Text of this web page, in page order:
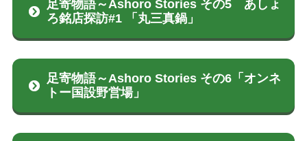
足寄物語～Ashoro Stories その5 あしょ
ろ銘店探訪#1 「丸三真鍋」
足寄物語～Ashoro Stories その6「オンネ
トー国設野営場」